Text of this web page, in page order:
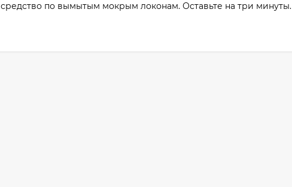
по вымытым мокрым локонам. Оставьте на три минуты.